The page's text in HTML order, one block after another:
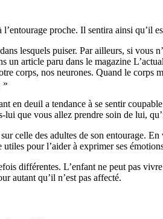
proche. Il sentira ainsi
lesquels puiser. Par ailleurs, si
article paru dans le magazine
corps, nos neurones. Quand le corps
»
en deuil a tendance à se sentir
que vous allez prendre soin de lui,
celle des adultes de son entourage.
pour l’aider à exprimer ses
différentes. L’enfant ne peut pas
autant qu’il n’est pas affecté.